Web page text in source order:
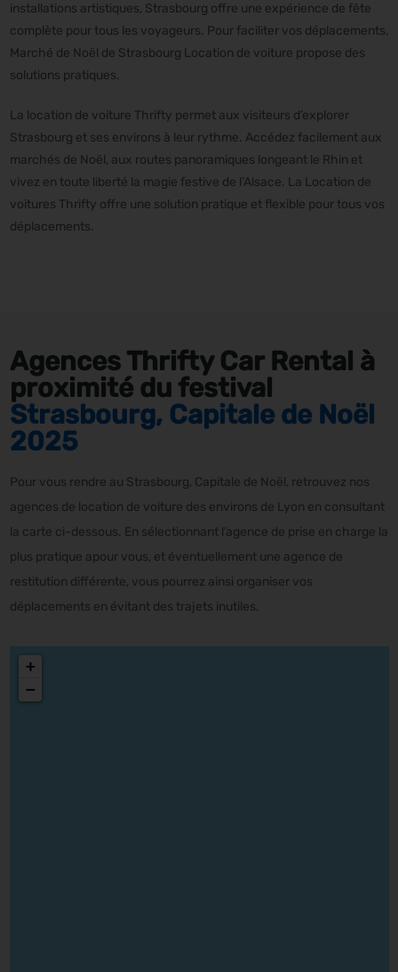
installations artistiques, Strasbourg offre une expérience de fête
complète pour tous les voyageurs. Pour faciliter vos déplacements,
Marché de Noël de Strasbourg Location de voiture propose des
solutions pratiques.
La location de voiture Thrifty permet aux visiteurs d’explorer
Strasbourg et ses environs à leur rythme. Accédez facilement aux
marchés de Noël, aux routes panoramiques longeant le Rhin et
vivez en toute liberté la magie festive de l’Alsace. La Location de
voitures Thrifty offre une solution pratique et flexible pour tous vos
déplacements.
Agences Thrifty Car Rental à
proximité du festival
Strasbourg, Capitale de Noël
2025
Pour vous rendre au Strasbourg, Capitale de Noël, retrouvez nos
agences de location de voiture des environs de Lyon en consultant
la carte ci-dessous. En sélectionnant l’agence de prise en charge la
plus pratique apour vous, et éventuellement une agence de
restitution différente, vous pourrez ainsi organiser vos
déplacements en évitant des trajets inutiles.
+
−